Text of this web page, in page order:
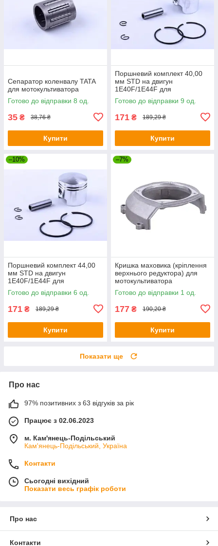
Сепаратор коленвалу TATA
для мотокультиватора
Готово до відправки 8 од.
35 ₴ 38,76 ₴
Купити
Поршневий комплект 40,00
мм STD на двигун
1Е40F/1E44F для
мотокультиватора, комплект:
6 одиниць
Готово до відправки 9 од.
171 ₴ 189,29 ₴
Купити
–10%
Поршневий комплект 44,00
мм STD на двигун
1Е40F/1E44F для
мотокультиватора, комплект:
6 одиниць
Готово до відправки 6 од.
171 ₴ 189,29 ₴
Купити
–7%
Кришка маховика (кріплення
верхнього редуктора) для
мотокультиватора
Готово до відправки 1 од.
177 ₴ 190,20 ₴
Купити
Показати ще
Про нас
97% позитивних з 63 відгуків за рік
Працює з 02.06.2023
м. Кам'янець-Подільський
Кам'янець-Подільський, Україна
Контакти
Сьогодні вихідний
Показати весь графік роботи
Про нас
Контакти